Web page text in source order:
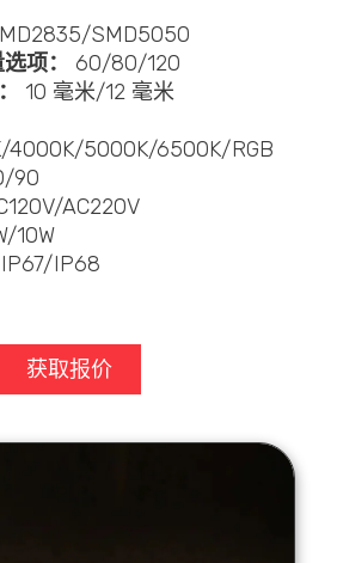
SMD5050
项：
60/80/120
10 毫米/12 毫米
4000K/5000K/6500K/RGB
90
AC220V
10W
IP67/IP68
获取报价